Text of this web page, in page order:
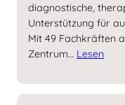
diagnostische,
Unterstützung für
Mit 49 Fachkräften
Zentrum… Lesen